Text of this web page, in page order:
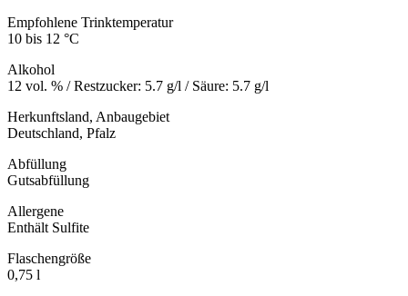
Empfohlene Trinktemperatur
10 bis 12 °C
Alkohol
12 vol. % / Restzucker: 5.7 g/l / Säure: 5.7 g/l
Herkunftsland, Anbaugebiet
Deutschland, Pfalz
Abfüllung
Gutsabfüllung
Allergene
Enthält Sulfite
Flaschengröße
0,75 l